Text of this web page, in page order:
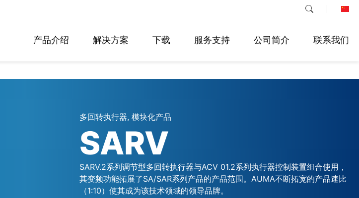
产品介绍 解决方案 下载 服务支持 公司简介 联系我们
多回转执行器, 模块化产品
SARV
SARV.2系列调节型多回转执行器与ACV 01.2系列执行器控制装置组合使用，
其变频功能拓展了SA/SAR系列产品的产品范围。AUMA不断拓宽的产品速比
（1:10）使其成为该技术领域的领导品牌。